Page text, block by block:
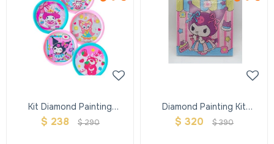
Kit Diamond Painting
Circular
$ 238 $290
Diamond Painting Kit
Lienzos - Kuromi
$ 320 $390